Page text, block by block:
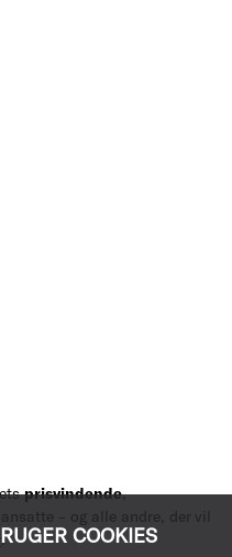
COOKIES
prisvindende,
– og alle andre, der vil
.